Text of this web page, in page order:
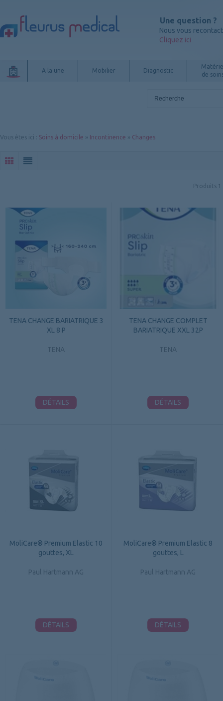
Une question ?
Nous vous
Cliquez ici
A la une Mobilier Diagnostic
de
Vous êtes ici Soins à domicile » Incontinence » Changes
Produits 1
TENA CHANGE BARIATRIQUE 3
XL 8 P
TENA
DÉTAILS
TENA CHANGE COMPLET
BARIATRIQUE XXL 32P
TENA
DÉTAILS
MoliCare® Premium Elastic 10
gouttes, XL
Paul Hartmann AG
DÉTAILS
MoliCare® Premium Elastic 8
gouttes, L
Paul Hartmann AG
DÉTAILS